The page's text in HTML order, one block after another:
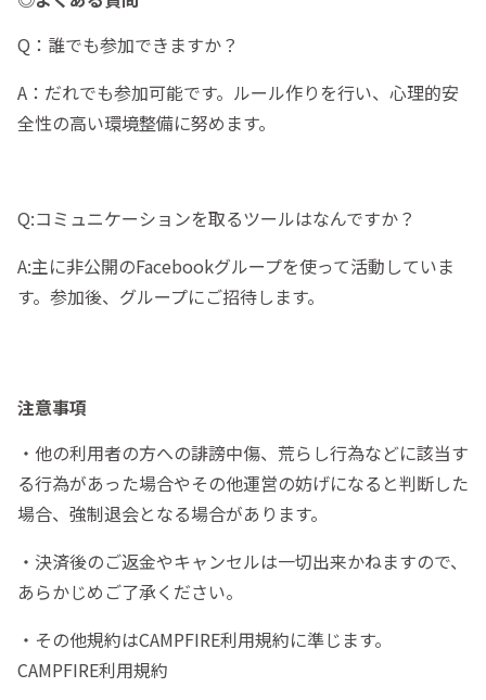
Q：誰でも参加できますか？
A：だれでも参加可能です。ルール作りを行い、心理的安
全性の高い環境整備に努めます。
Q:コミュニケーションを取るツールはなんですか？
A:主に非公開のFacebookグループを使って活動していま
す。参加後、グループにご招待します。
注意事項
・他の利用者の方への誹謗中傷、荒らし行為などに該当す
る行為があった場合やその他運営の妨げになると判断した
場合、強制退会となる場合があります。
・決済後のご返金やキャンセルは一切出来かねますので、
あらかじめご了承ください。
・その他規約はCAMPFIRE利用規約に準じます。
CAMPFIRE利用規約